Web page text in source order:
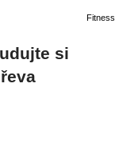
Fitness
si